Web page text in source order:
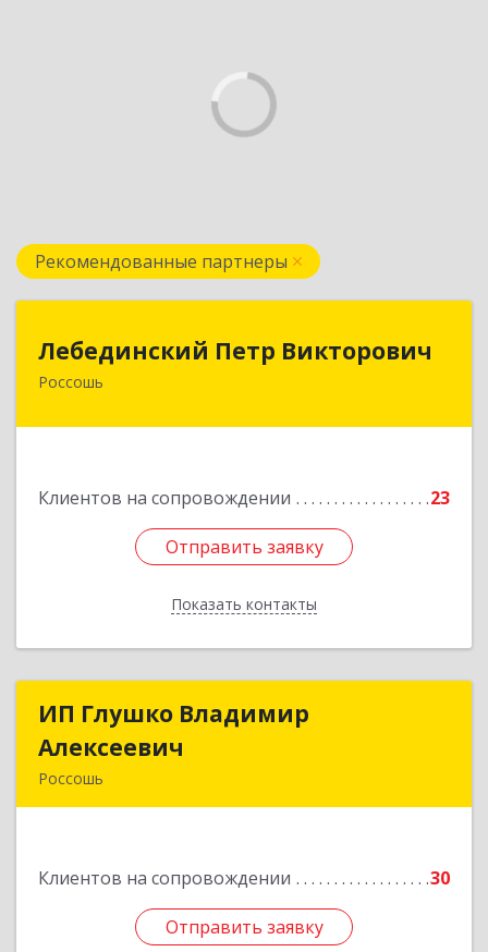
Рекомендованные партнеры
Лебединский Петр Викторович
Россошь
Клиентов на сопровождении 23
Отправить заявку
Показать контакты
Лебединский Петр Викторович
396650, Воронежская обл., г. Россошь, пер.
Отправить заявку
Назад
ИП Глушко Владимир
Алексеевич
Россошь
Клиентов на сопровождении 30
Отправить заявку
ИП Глушко Владимир
Подробнее
Отправить заявку